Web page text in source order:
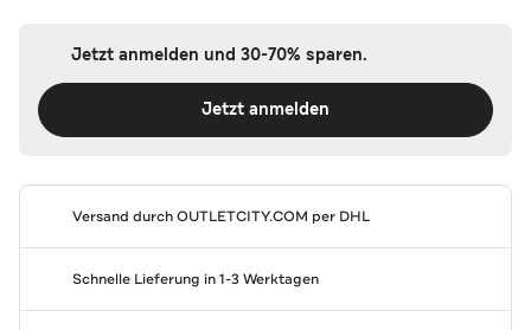
Jetzt anmelden und 30-70% sparen.
Jetzt anmelden
Versand durchOUTLETCITY.COM per DHL
Schnelle Lieferung in 1-3 Werktagen